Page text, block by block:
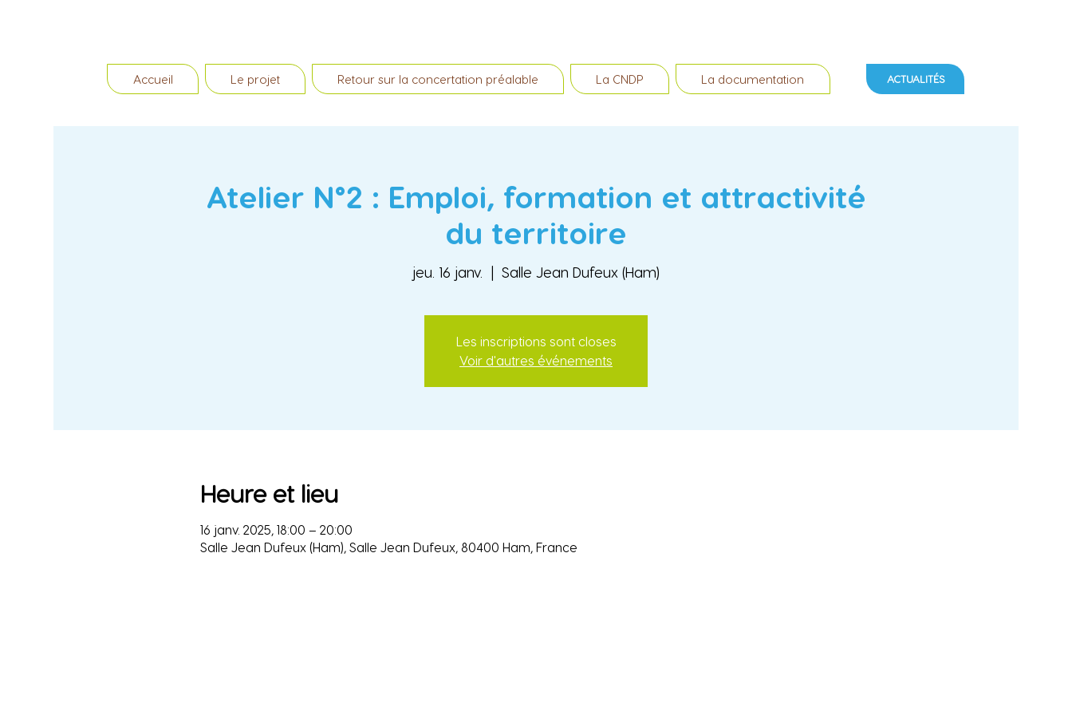
Accueil Le projet Retour sur la concertation préalable La CNDP La documentation ACTUALITÉS
Atelier N°2 : Emploi, formation et attractivité
du territoire
jeu. 16 janv.
  |
Salle Jean Dufeux (Ham)
Les inscriptions sont closes
Voir d'autres événements
Heure et lieu
16 janv. 2025, 18:00 – 20:00
Salle Jean Dufeux (Ham), Salle Jean Dufeux, 80400 Ham, France